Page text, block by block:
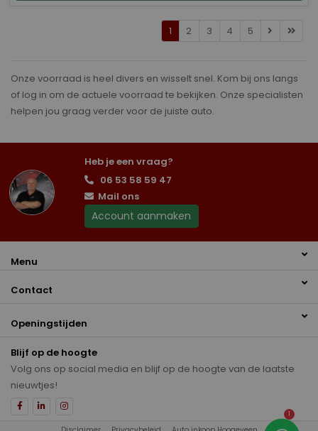
1 2 3 4 5
Onze voorraad is heel divers en wisselt snel. Kom bij ons langs
of log in om de actuele voorraad te bekijken. Onze specialisten
helpen jou graag verder voor de juiste auto.
Heb je een vraag?
06 53 58 59 47
Mail ons
Account aanmaken
Menu
Contact
Openingstijden
Blijf op de hoogte
Volg ons op social media en blijf op de hoogte van de laatste
nieuwtjes!
1